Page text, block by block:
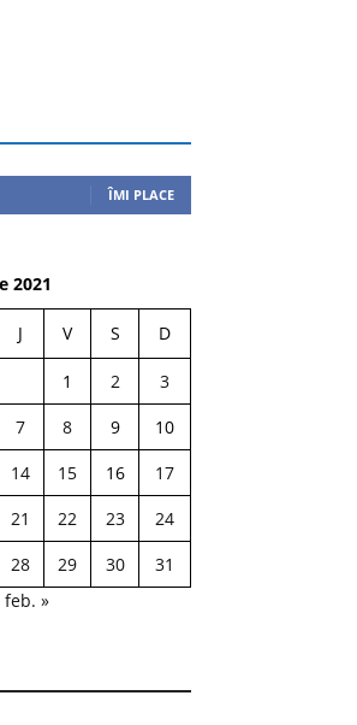
ÎMI PLACE
2021
J V S D
1 2
3
7 8 9
10
14 15 16
17
21 22 23
24
28 29 30
31
feb. »